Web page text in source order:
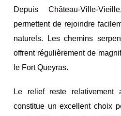
Depuis Château-Ville-
permettent de rejoindre
naturels.
Les chemins
offrent régulièrement de
le Fort Queyras.
Le relief reste relativement
constitue un excellent choix